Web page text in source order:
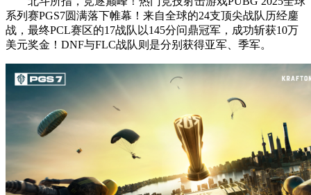
系列赛PGS7圆满落下帷幕！来自全球的24支顶尖战队历经鏖
战，最终PCL赛区的17战队以145分问鼎冠军，成功斩获10万
美元奖金！DNF与FLC战队则是分别获得亚军、季军。